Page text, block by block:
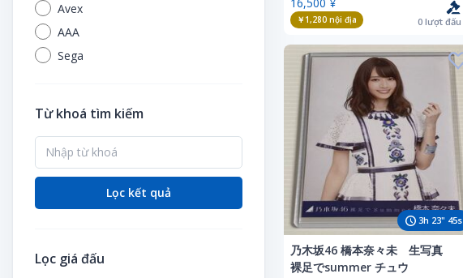
Nhạc cụ
Ống nhòm ngắm chim
Tác phẩm nghệ thuật
Thủ công mỹ nghệ
Đua xe đạp
Dụng cụ thể thao
Khác
Khóa học vận động
Kính râm thể thao
Pachinko & Pachislot
Phụ kiện dã ngoại
Quần áo khoác gió
Avex
AAA
Sega
Từ khoá tìm kiếm
Lọc kết quả
Lọc giá đấu
￥1,280nội địa 0 lượt đấu
3h 23" 43s
乃木坂46 橋本奈々未 生写真
裸足でsummer チュウ